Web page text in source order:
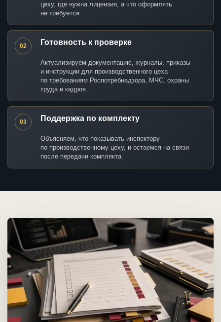
цеху, где нужна лицензия, а что оформлять
не требуется.
02 Готовность к проверке
Актуализируем документацию, журналы, приказы
и инструкции для производственного цеха
по требованиям Роспотребнадзора, МЧС, охраны
труда и кадров.
03 Поддержка по комплекту
Объясняем, что показывать инспектору
по производственному цеху, и остаемся на связи
после передачи комплекта.